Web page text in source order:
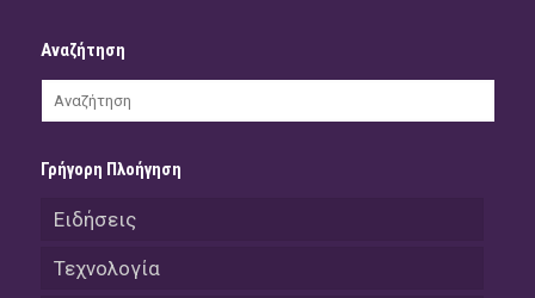
Αναζήτηση
Γρήγορη Πλοήγηση
Ειδήσεις
Τεχνολογία